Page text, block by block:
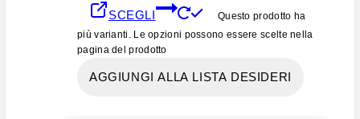
SCEGLI
Questo prodotto ha
più varianti. Le opzioni possono essere scelte nella
pagina del prodotto
AGGIUNGI ALLA LISTA DESIDERI